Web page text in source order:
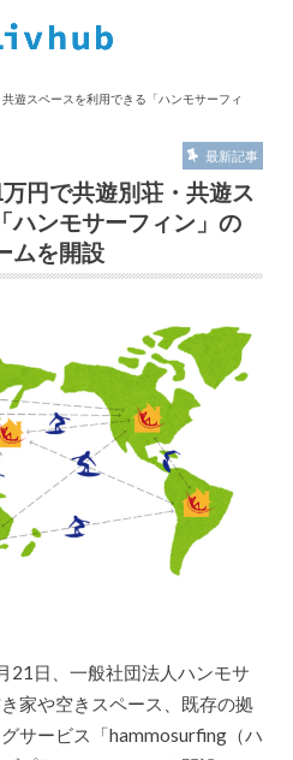
遊スペースを利用できる「ハンモサーフィ
最新記事
円で共遊別荘・共遊ス
ハンモサーフィン」の
ムを開設
21日、一般社団法人ハンモサ
家や空きスペース、既存の拠
サービス「hammosurfing（ハ